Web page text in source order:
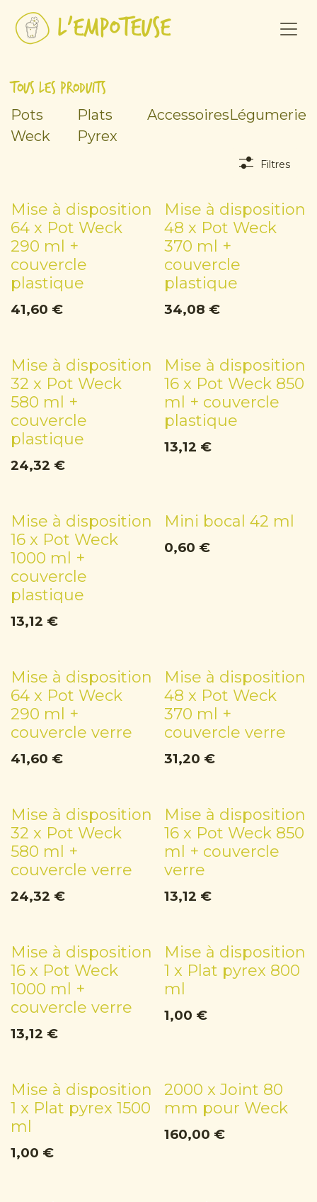
Se rendre au contenu
Tous les produits
Pots
Weck
Plats
Pyrex
AccessoiresLégumerie
Filtres
Mise à disposition
64 x Pot Weck
290 ml +
couvercle
plastique
41,60 €
Mise à disposition
48 x Pot Weck
370 ml +
couvercle
plastique
34,08 €
Mise à disposition
32 x Pot Weck
580 ml +
couvercle
plastique
24,32 €
Mise à disposition
16 x Pot Weck 850
ml + couvercle
plastique
13,12 €
Mise à disposition
16 x Pot Weck
1000 ml +
couvercle
plastique
13,12 €
Mini bocal 42 ml
0,60 €
Mise à disposition
64 x Pot Weck
290 ml +
couvercle verre
41,60 €
Mise à disposition
48 x Pot Weck
370 ml +
couvercle verre
31,20 €
Mise à disposition
32 x Pot Weck
580 ml +
couvercle verre
24,32 €
Mise à disposition
16 x Pot Weck 850
ml + couvercle
verre
13,12 €
Mise à disposition
16 x Pot Weck
1000 ml +
couvercle verre
13,12 €
Mise à disposition
1 x Plat pyrex 800
ml
1,00 €
Mise à disposition
1 x Plat pyrex 1500
ml
1,00 €
2000 x Joint 80
mm pour Weck
160,00 €